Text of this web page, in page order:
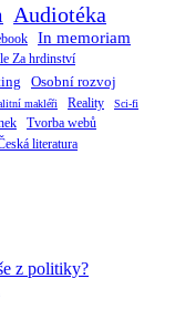
Audiotéka
In memoriam
Za hrdinství
Osobní rozvoj
makléři Reality Sci-fi
Tvorba webů
literatura
z politiky?